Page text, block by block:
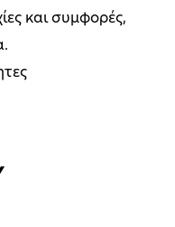
και συμφορές,